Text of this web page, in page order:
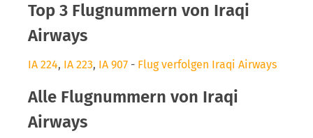
Top 3 Flugnummern von Iraqi
Airways
IA 224, IA 223, IA 907 - Flug verfolgen Iraqi Airways
Alle Flugnummern von Iraqi
Airways